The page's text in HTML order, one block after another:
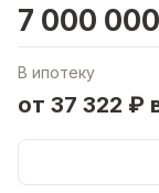
7 000
В ипотеку
от 37 322 ₽